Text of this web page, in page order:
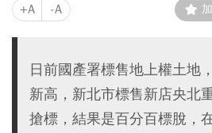
+A -A
日前國產署標售地上權土地
新高，新北市標售新店央北
搶標，結果是百分百標脫，